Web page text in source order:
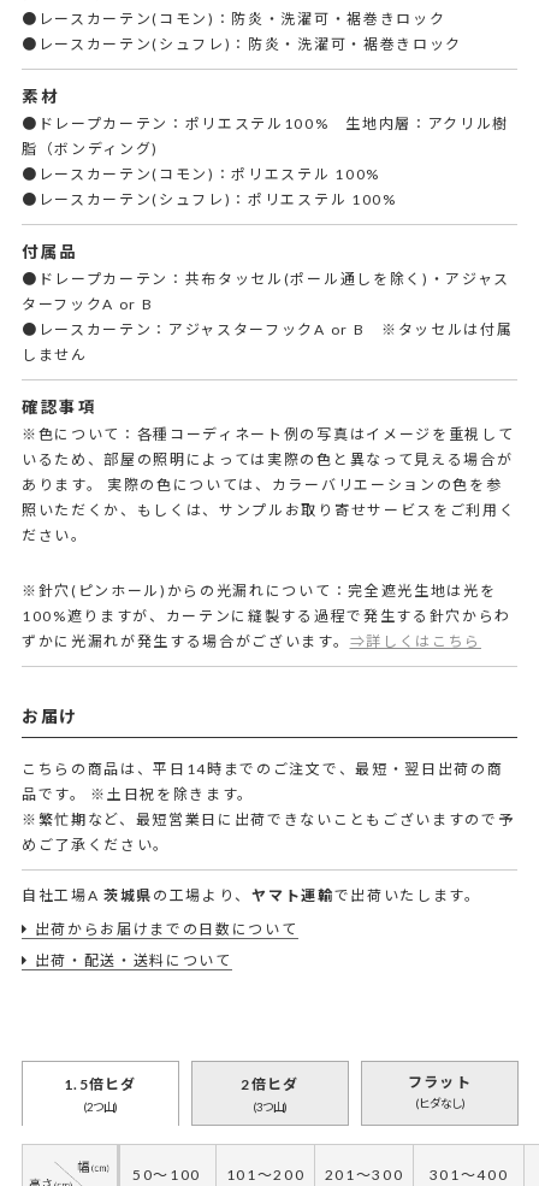
●レースカーテン(コモン)：防炎・洗濯可・裾巻きロック
●レースカーテン(シュフレ)：防炎・洗濯可・裾巻きロック
素材
●ドレープカーテン：ポリエステル100% 生地内層：アクリル樹
脂（ボンディング)
●レースカーテン(コモン)：ポリエステル 100%
●レースカーテン(シュフレ)：ポリエステル 100%
付属品
●ドレープカーテン：共布タッセル(ポール通しを除く)・アジャス
ターフックA or B
●レースカーテン：アジャスターフックA or B ※タッセルは付属
しません
確認事項
※色について：各種コーディネート例の写真はイメージを重視して
いるため、部屋の照明によっては実際の色と異なって見える場合が
あります。 実際の色については、カラーバリエーションの色を参
照いただくか、もしくは、サンプルお取り寄せサービスをご利用く
ださい。
※針穴(ピンホール)からの光漏れについて：完全遮光生地は光を
100%遮りますが、カーテンに縫製する過程で発生する針穴からわ
ずかに光漏れが発生する場合がございます。 ⇒詳しくはこちら
お届け
こちらの商品は、平日14時までのご注文で、最短・翌日出荷の商
品です。
※土日祝を除きます。
※繁忙期など、最短営業日に出荷できないこともございますので予
めご了承ください。
自社工場A 茨城県 の工場より、ヤマト運輸で出荷いたします。
出荷からお届けまでの日数について
出荷・配送・送料について
1.5倍ヒダ
(2つ山)
50～100 101～200 201～300 301～400
2倍ヒダ
(3つ山)
フラット
(ヒダなし)